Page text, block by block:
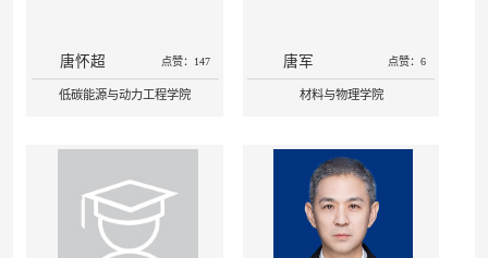
唐怀超 点赞：147
低碳能源与动力工程学院
唐军 点赞：6
材料与物理学院